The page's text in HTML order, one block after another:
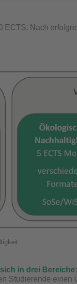
ECTS. Nach
in drei Bereiche:
Studierende einen